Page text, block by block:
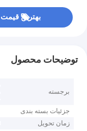
بهترین قیمت
توضیحات محصول
برجسته
جزئیات بسته بندی
زمان تحویل